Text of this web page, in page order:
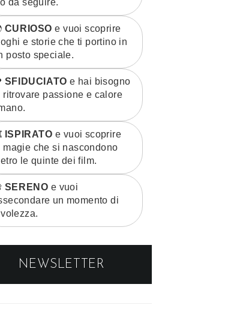
da seguire.
CURIOSO e vuoi scoprire
e storie che ti portino in
posto speciale.
SFIDUCIATO e hai bisogno
ritrovare passione e calore
ISPIRATO e vuoi scoprire
magie che si nascondono
le quinte dei film.
SERENO e vuoi
un momento di
NEWSLETTER